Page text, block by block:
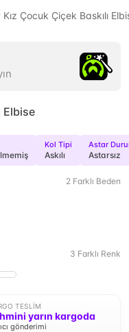
Çocuk Çiçek Baskılı
Elbise
Kol Tipi
Askılı
Astar
Astarsız
2 Farklı Beden
3 Farklı Renk
TESLIM
yarın kargoda
gönderimi